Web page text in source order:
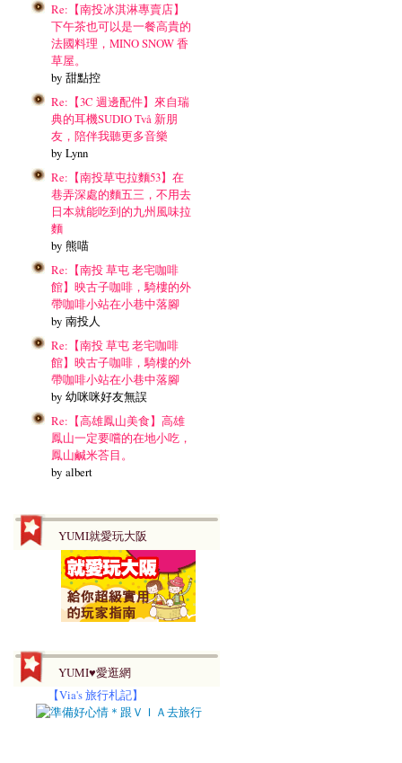
Re:【南投冰淇淋專賣店】
下午茶也可以是一餐高貴的
法國料理，MINO SNOW 香
草屋。
by 甜點控
Re:【3C 週邊配件】來自瑞
典的耳機SUDIO Två 新朋
友，陪伴我聽更多音樂
by Lynn
Re:【南投草屯拉麵53】在
巷弄深處的麵五三，不用去
日本就能吃到的九州風味拉
麵
by 熊喵
Re:【南投 草屯 老宅咖啡
館】映古子咖啡，騎樓的外
帶咖啡小站在小巷中落腳
by 南投人
Re:【南投 草屯 老宅咖啡
館】映古子咖啡，騎樓的外
帶咖啡小站在小巷中落腳
by 幼咪咪好友無誤
Re:【高雄鳳山美食】高雄
鳳山一定要嚐的在地小吃，
鳳山鹹米荅目。
by albert
YUMI就愛玩大阪
YUMI♥愛逛網
【Via's 旅行札記】